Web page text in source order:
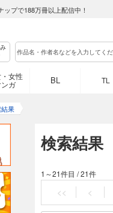
プで188万冊以上配信中！
女性
ガ
BL TL
果
検索結果
1～21件目 /21件
<< <